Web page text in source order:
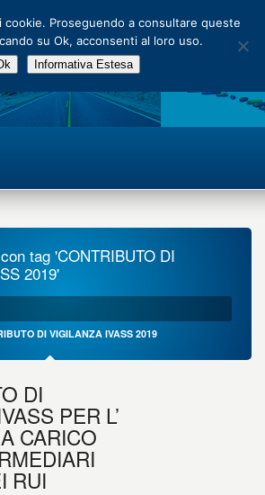
Main Menu
tag 'CONTRIBUTO DI
2019'
DI VIGILANZA IVASS 2019
DI
PER L’
CARICO
RUI
Proseguendo a consultare queste
su Ok, acconsenti al loro uso.
Informativa Estesa